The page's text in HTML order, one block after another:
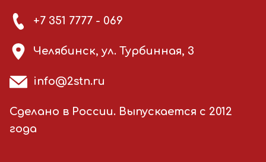
+7 351 7777 - 069
Челябинск, ул. Турбинная, 3
info@2stn.ru
Сделано в России. Выпускается с 2012
года